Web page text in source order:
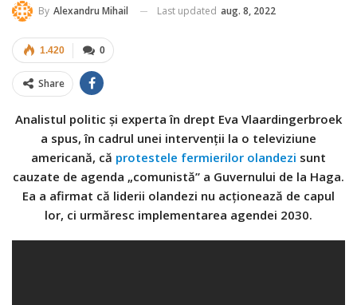
By Alexandru Mihail Last updated aug. 8, 2022
0
1.420
Share
Analistul politic și experta în drept Eva Vlaardingerbroek
a spus, în cadrul unei intervenții la o televiziune
americană, că protestele fermierilor olandezi sunt
cauzate de agenda „comunistă” a Guvernului de la Haga.
Ea a afirmat că liderii olandezi nu acționează de capul
lor, ci urmăresc implementarea agendei 2030.